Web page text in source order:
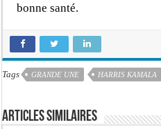
bonne santé.
Tags GRANDE UNE HARRIS KAMALA
Articles similaires